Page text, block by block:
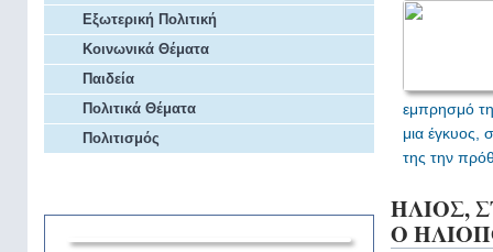
Εξωτερική Πολιτική
Κοινωνικά Θέματα
Παιδεία
Πολιτικά Θέματα
Πολιτισμός
εμπρησμό
μια έγκυος,
της την
ΗΛΙΟΣ,
Ο